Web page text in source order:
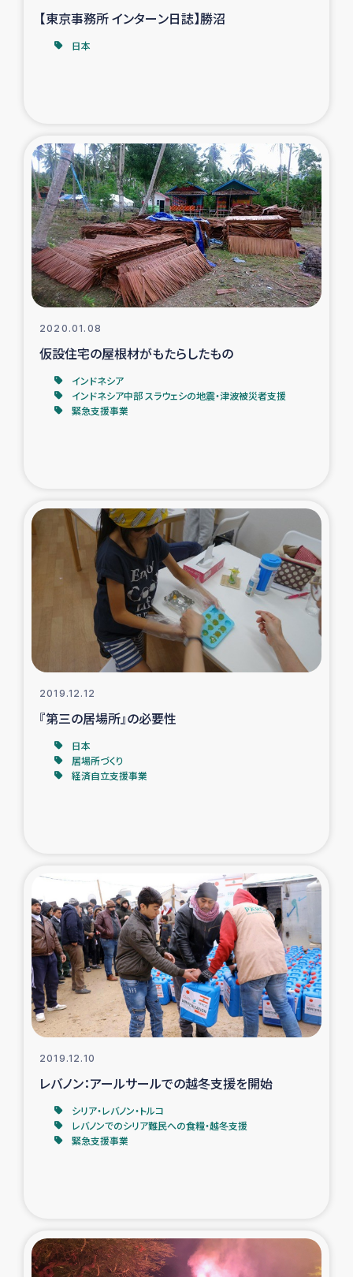
女性グループPIFWANITAによる食品加工事業
国内避難民への物資配付および教育支援
ミャンマー緊急支援
タイ国境ミャンマー移民子ども支援
漁民によるマングローブ植林活動
レバノンでのシリア難民への食糧・越冬支援
レバノンにおける緊急支援
レバノンでのシリア難民への教育支援事業
神原ゼミxパルシック
石巻市街地在宅被災者支援
復興応援隊の活動
仮設住宅生活支援・農業復興支援
インターン・ボランティア日誌
ガザ地区における羊の畜産支援
ガザ地区での公園の緑化を通じた支援事業
ガザ地区における被災住民への緊急支援
ガザ地区酪農を通した女性グループの生計支援
ふりかけ普及と食生活改善による栄養改善事業
食べる
【東京事務所 インターン日誌】勝沼
日本
2020.01.08
仮設住宅の屋根材がもたらしたもの
インドネシア
インドネシア中部 スラウェシの地震・津波被災者支援
緊急支援事業
2019.12.12
『第三の居場所』の必要性
日本
居場所づくり
経済自立支援事業
2019.12.10
レバノン：アールサールでの越冬支援を開始
シリア・レバノン・トルコ
レバノンでのシリア難民への食糧・越冬支援
緊急支援事業